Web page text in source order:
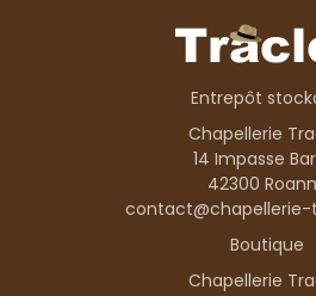
Entrepôt
Chapellerie
14 Impasse
42300
Boutique
Chapellerie